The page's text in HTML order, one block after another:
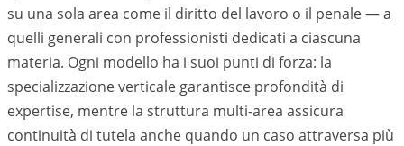
su una sola area come il diritto del lavoro o il penale — a
quelli generali con professionisti dedicati a ciascuna
materia. Ogni modello ha i suoi punti di forza: la
specializzazione verticale garantisce profondità di
expertise, mentre la struttura multi-area assicura
continuità di tutela anche quando un caso attraversa più